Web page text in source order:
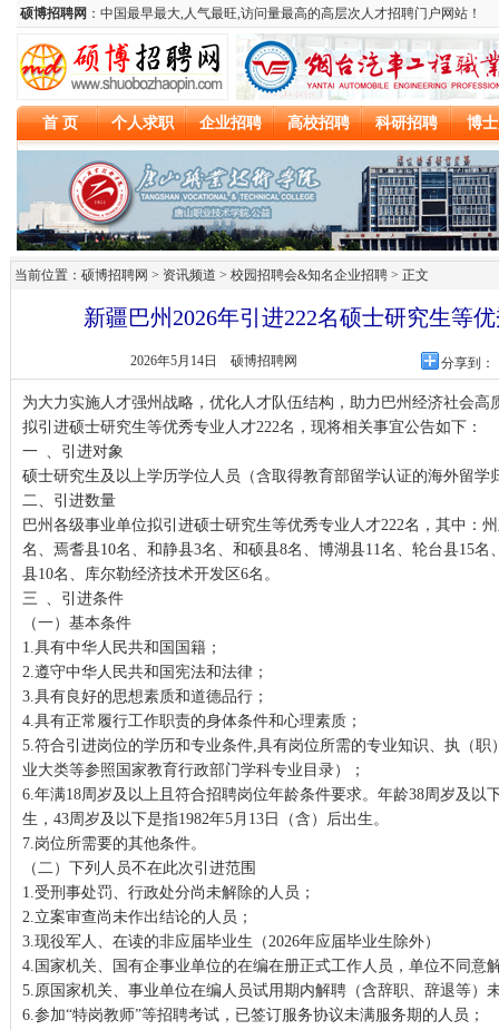
当前位置：硕博招聘网 > 资讯频道 > 校园招聘会&知名企业招聘 > 正文
新疆巴州2026年引进222名硕士研究生等
2026年5月14日 硕博招聘网 分享到：
为大力实施人才强州战略，优化人才队伍结构，助力巴州经济社会高
拟引进硕士研究生等优秀专业人才222名，现将相关事宜公告如下：
一 、引进对象
硕士研究生及以上学历学位人员（含取得教育部留学认证的海外留学
二、引进数量
巴州各级事业单位拟引进硕士研究生等优秀专业人才222名，其中：
名、焉耆县10名、和静县3名、和硕县8名、博湖县11名、轮台县15名
县10名、库尔勒经济技术开发区6名。
三 、引进条件
（一）基本条件
1.具有中华人民共和国国籍；
2.遵守中华人民共和国宪法和法律；
3.具有良好的思想素质和道德品行；
4.具有正常履行工作职责的身体条件和心理素质；
5.符合引进岗位的学历和专业条件,具有岗位所需的专业知识、执（
业大类等参照国家教育行政部门学科专业目录）；
6.年满18周岁及以上且符合招聘岗位年龄条件要求。年龄38周岁及以
生，43周岁及以下是指1982年5月13日（含）后出生。
7.岗位所需要的其他条件。
（二）下列人员不在此次引进范围
1.受刑事处罚、行政处分尚未解除的人员；
2.立案审查尚未作出结论的人员；
3.现役军人、在读的非应届毕业生（2026年应届毕业生除外）
4.国家机关、国有企事业单位的在编在册正式工作人员，单位不同意
5.原国家机关、事业单位在编人员试用期内解聘（含辞职、辞退等）
6.参加“特岗教师”等招聘考试，已签订服务协议未满服务期的人员；